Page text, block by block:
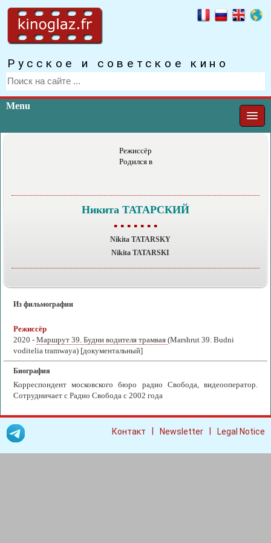
Русское и советское кино
Menu
Режиссёр
Родился в
Никита ТАТАРСКИЙ
▪ ▪ ▪ ▪ ▪ ▪ ▪
Nikita TATARSKY
Nikita TATARSKI
Из фильмографии
Режиссёр
2020 - Маршрут 39. Будни водителя трамвая (Marshrut 39. Budni
voditelia tramwaya) [документальный]
Биография
Корреспондент московского бюро радио Свобода, видеооператор.
Сотрудничает с Радио Свобода с 2002 года
Контакт Newsletter Legal Notice